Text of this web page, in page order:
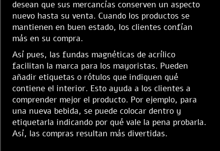
desean que sus mercancías conserven un aspecto
nuevo hasta su venta. Cuando los productos se
mantienen en buen estado, los clientes confían
más en su compra.
Así pues, las fundas magnéticas de acrílico
facilitan la marca para los mayoristas. Pueden
añadir etiquetas o rótulos que indiquen qué
contiene el interior. Esto ayuda a los clientes a
comprender mejor el producto. Por ejemplo, para
una nueva bebida, se puede colocar dentro y
etiquetarla indicando por qué vale la pena probarla.
Así, las compras resultan más divertidas.